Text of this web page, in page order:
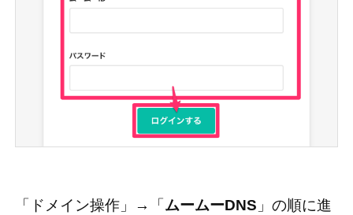
「ドメイン操作」→「 ムームーDNS 」の順に進